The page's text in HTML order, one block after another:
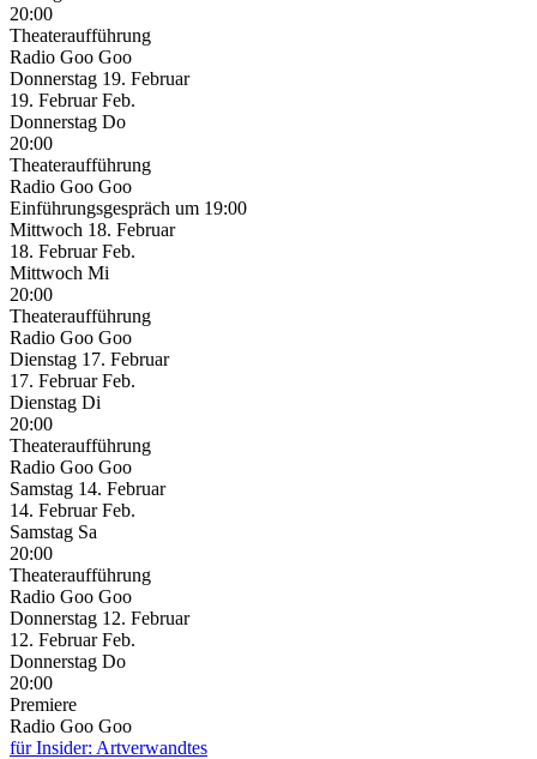
20:00
Theateraufführung
Radio Goo Goo
Donnerstag 19. Februar
19. Februar Feb.
Donnerstag Do
20:00
Theateraufführung
Radio Goo Goo
Einführungsgespräch um 19:00
Mittwoch 18. Februar
18. Februar Feb.
Mittwoch Mi
20:00
Theateraufführung
Radio Goo Goo
Dienstag 17. Februar
17. Februar Feb.
Dienstag Di
20:00
Theateraufführung
Radio Goo Goo
Samstag 14. Februar
14. Februar Feb.
Samstag Sa
20:00
Theateraufführung
Radio Goo Goo
Donnerstag 12. Februar
12. Februar Feb.
Donnerstag Do
20:00
Premiere
Radio Goo Goo
für Insider: Artverwandtes